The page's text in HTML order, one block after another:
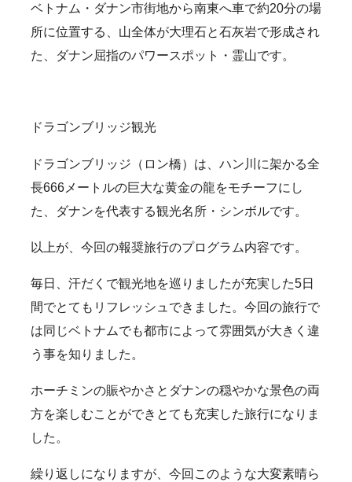
ベトナム・ダナン市街地から南東へ車で約20分の場
所に位置する、山全体が大理石と石灰岩で形成され
た、ダナン屈指のパワースポット・霊山です。
ドラゴンブリッジ観光
ドラゴンブリッジ（ロン橋）は、ハン川に架かる全
長666メートルの巨大な黄金の龍をモチーフにし
た、ダナンを代表する観光名所・シンボルです。
以上が、今回の報奨旅行のプログラム内容です。
毎日、汗だくで観光地を巡りましたが充実した5日
間でとてもリフレッシュできました。今回の旅行で
は同じベトナムでも都市によって雰囲気が大きく違
う事を知りました。
ホーチミンの賑やかさとダナンの穏やかな景色の両
方を楽しむことができとても充実した旅行になりま
した。
繰り返しになりますが、今回このような大変素晴ら